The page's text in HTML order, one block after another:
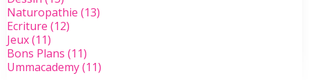
Naturopathie (13)
Ecriture (12)
Jeux(11)
Bons Plans (11)
Ummacademy(11)